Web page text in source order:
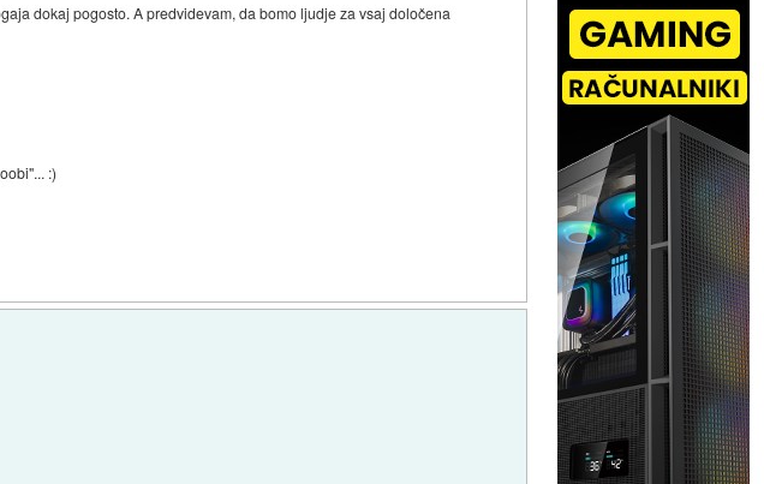
dokaj pogosto. A predvidevam, da bomo ljudje za vsaj določena
:)